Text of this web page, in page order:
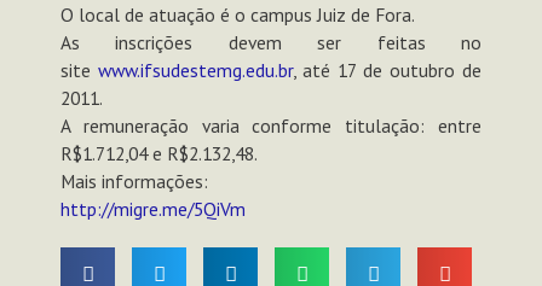
O local de atuação é o campus Juiz de Fora.
As inscrições devem ser feitas no
site www.ifsudestemg.edu.br, até 17 de outubro de
2011.
A remuneração varia conforme titulação: entre
R$1.712,04 e R$2.132,48.
Mais informações:
http://migre.me/5QiVm